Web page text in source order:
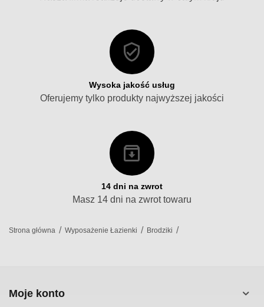
Wysoka jakość usług
Oferujemy tylko produkty najwyższej jakości
14 dni na zwrot
Masz 14 dni na zwrot towaru
Strona główna / Wyposażenie Łazienki / Brodziki /
Moje konto